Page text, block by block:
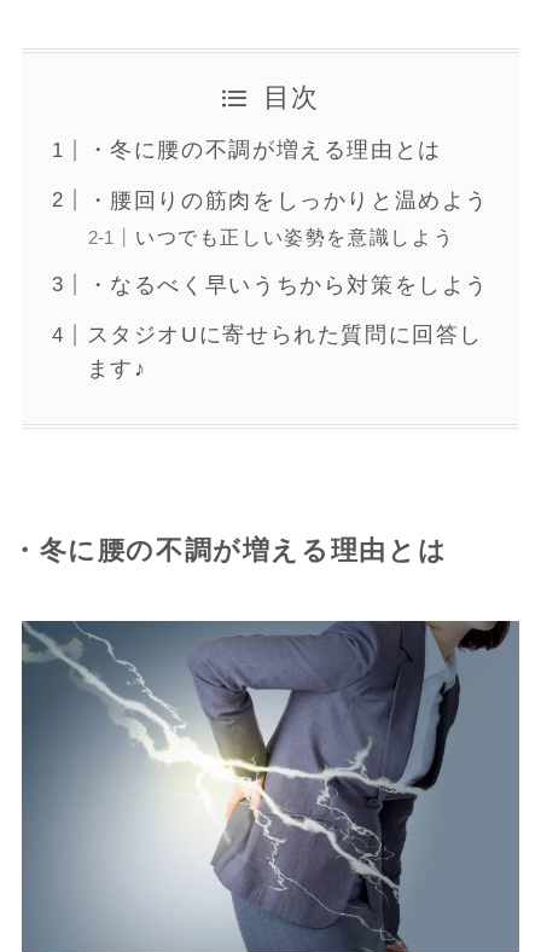
目次
・冬に腰の不調が増える理由とは
・腰回りの筋肉をしっかりと温めよう
いつでも正しい姿勢を意識しよう
・なるべく早いうちから対策をしよう
スタジオUに寄せられた質問に回答し
ます♪
・冬に腰の不調が増える理由とは